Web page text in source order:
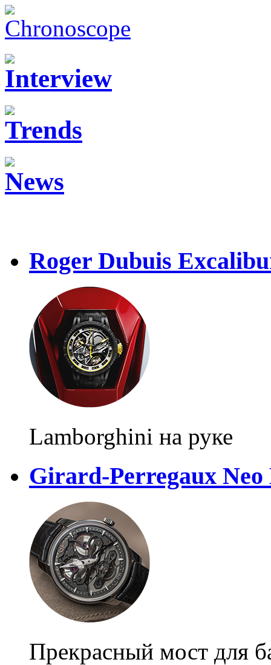
Roger Dubuis
Lamborghini на руке
Girard-Perregaux Neo
Прекрасный мост для